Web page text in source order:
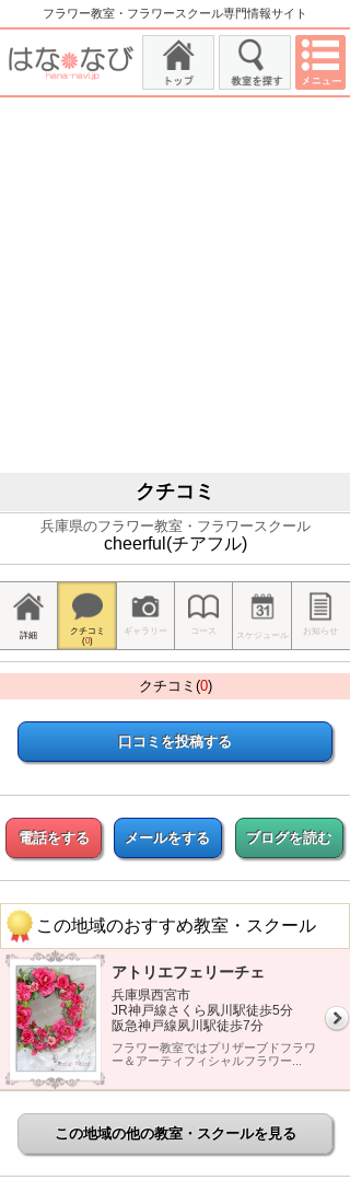
フラワー教室・フラワースクール専門情報サイト
クチコミ
兵庫県のフラワー教室・フラワースクール
cheerful(チアフル)
詳細
クチコミ
(0)
ギャラリー コース スケジュール お知らせ
クチコミ(0)
口コミを投稿する
電話をする メールをする ブログを読む
この地域のおすすめ教室・スクール
アトリエフェリーチェ
兵庫県西宮市
JR神戸線さくら夙川駅徒歩5分
阪急神戸線夙川駅徒歩7分
フラワー教室ではプリザーブドフラワ
ー＆アーティフィシャルフラワー...
この地域の他の教室・スクールを見る